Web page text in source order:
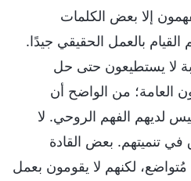
إلا بعض الكلمات
بالعمل الحقيقي جيدًا.
لا يستطيعون حتى حل
العامة؛ من الواضح أن
لديهم الفهم الروحي. لا
تنميتهم. بعض القادة
لكنهم لا يقومون بعمل